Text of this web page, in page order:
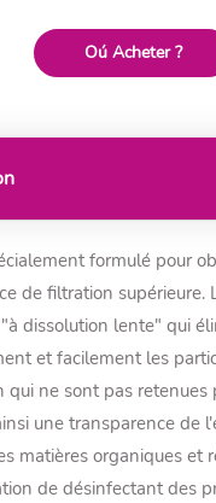
Oú Acheter ?
formulé pour
de filtration supérieure.
dissolution lente" qui
et facilement les
qui ne sont pas retenues
une transparence de
matières organiques et
de désinfectant des